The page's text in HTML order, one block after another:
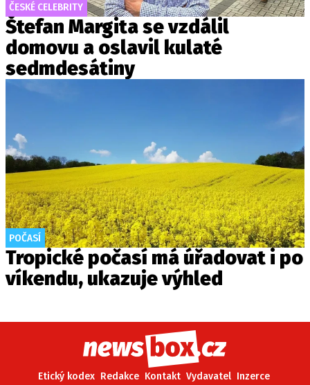
ČESKÉ CELEBRITY
Štefan Margita se vzdálil
domovu a oslavil kulaté
sedmdesátiny
POČASÍ
Tropické počasí má úřadovat i po
víkendu, ukazuje výhled
Etický kodex Redakce Kontakt Vydavatel Inzerce